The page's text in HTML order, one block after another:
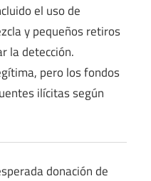
el uso de
y pequeños retiros
la detección.
pero los fondos
ilícitas según
donación de